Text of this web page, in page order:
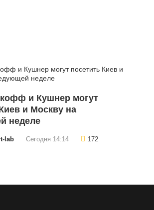
и Кушнер могут
и Москву на
неделе
lab Сегодня 14:14 172